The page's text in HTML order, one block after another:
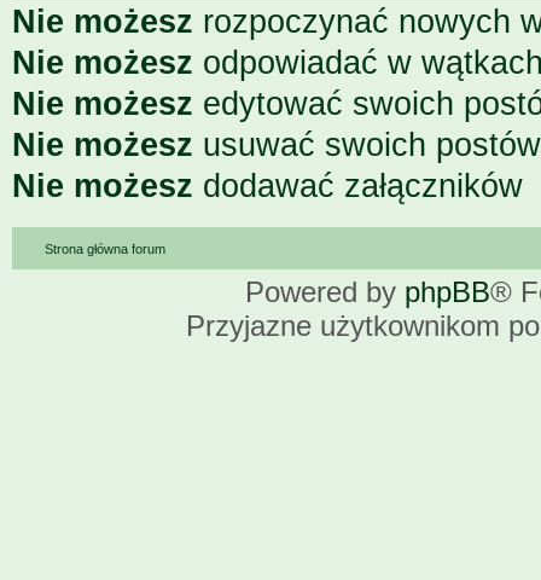
Nie możesz rozpoczynać nowych
Nie możesz odpowiadać w
Nie możesz edytować swoich
Nie możesz usuwać swoich postów
Nie możesz dodawać załączników
Strona główna forum
Powered by phpBB®
Przyjazne użytkownikom